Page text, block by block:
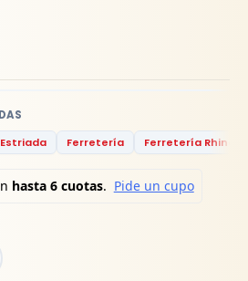
Estriada Ferretería Ferretería Rhino